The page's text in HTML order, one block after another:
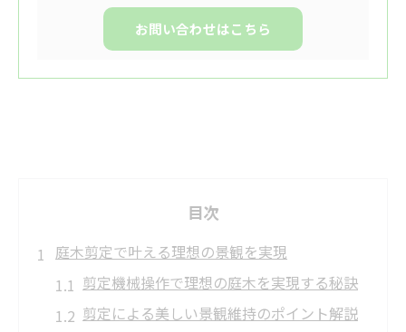
お問い合わせはこちら
目次
庭木剪定で叶える理想の景観を実現
剪定機械操作で理想の庭木を実現する秘訣
剪定による美しい景観維持のポイント解説